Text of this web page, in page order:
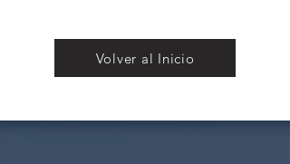
Volver al Inicio